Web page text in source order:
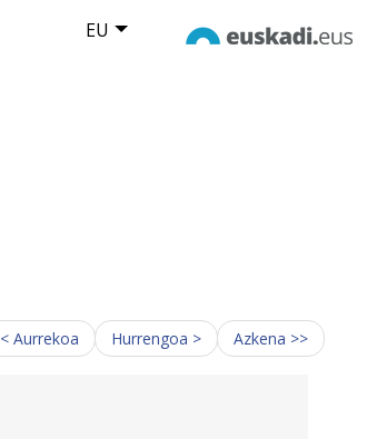
EU
< Aurrekoa Hurrengoa > Azkena >>